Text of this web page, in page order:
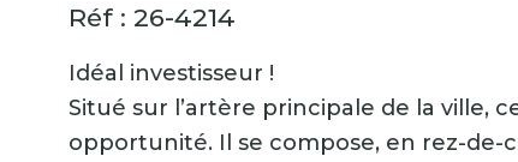
Réf : 26-4214
Idéal investisseur !
Situé sur l’artère principale de la
opportunité. Il se compose, en rez-de-